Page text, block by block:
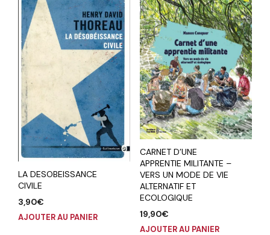
LA DESOBEISSANCE
CIVILE
3,90€
AJOUTER AU PANIER
CARNET D’UNE
APPRENTIE MILITANTE –
VERS UN MODE DE VIE
ALTERNATIF ET
ECOLOGIQUE
19,90€
AJOUTER AU PANIER